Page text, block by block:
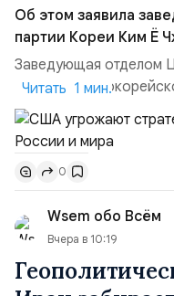
Об этом заявила
партии Кореи Ким Ё
Заведующая отделом
сестра
заявление для прессы
совместных с флотом
Томагавк.«Япония
„исключительно
вопрос о
всеобщее обозрение,
Читать 1 мин.
0
Wsem обо Всём
Вчера в 10:19